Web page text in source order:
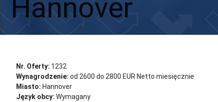
Hannover
Nr. Oferty: 1232
Wynagrodzenie: od 2600 do 2800 EUR Netto miesięcznie
Miasto: Hannover
Język obcy: Wymagany